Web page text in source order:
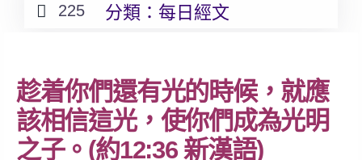
225 分類： 每日經文
趁着你們還有光的時候，就應
該相信這光，使你們成為光明
之子。(約12:36 新漢語)